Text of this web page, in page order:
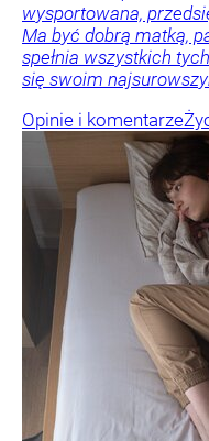
wysportowana,
Ma być dobrą matką,
spełnia wszystkich
się swoim
Opinie i komentarze